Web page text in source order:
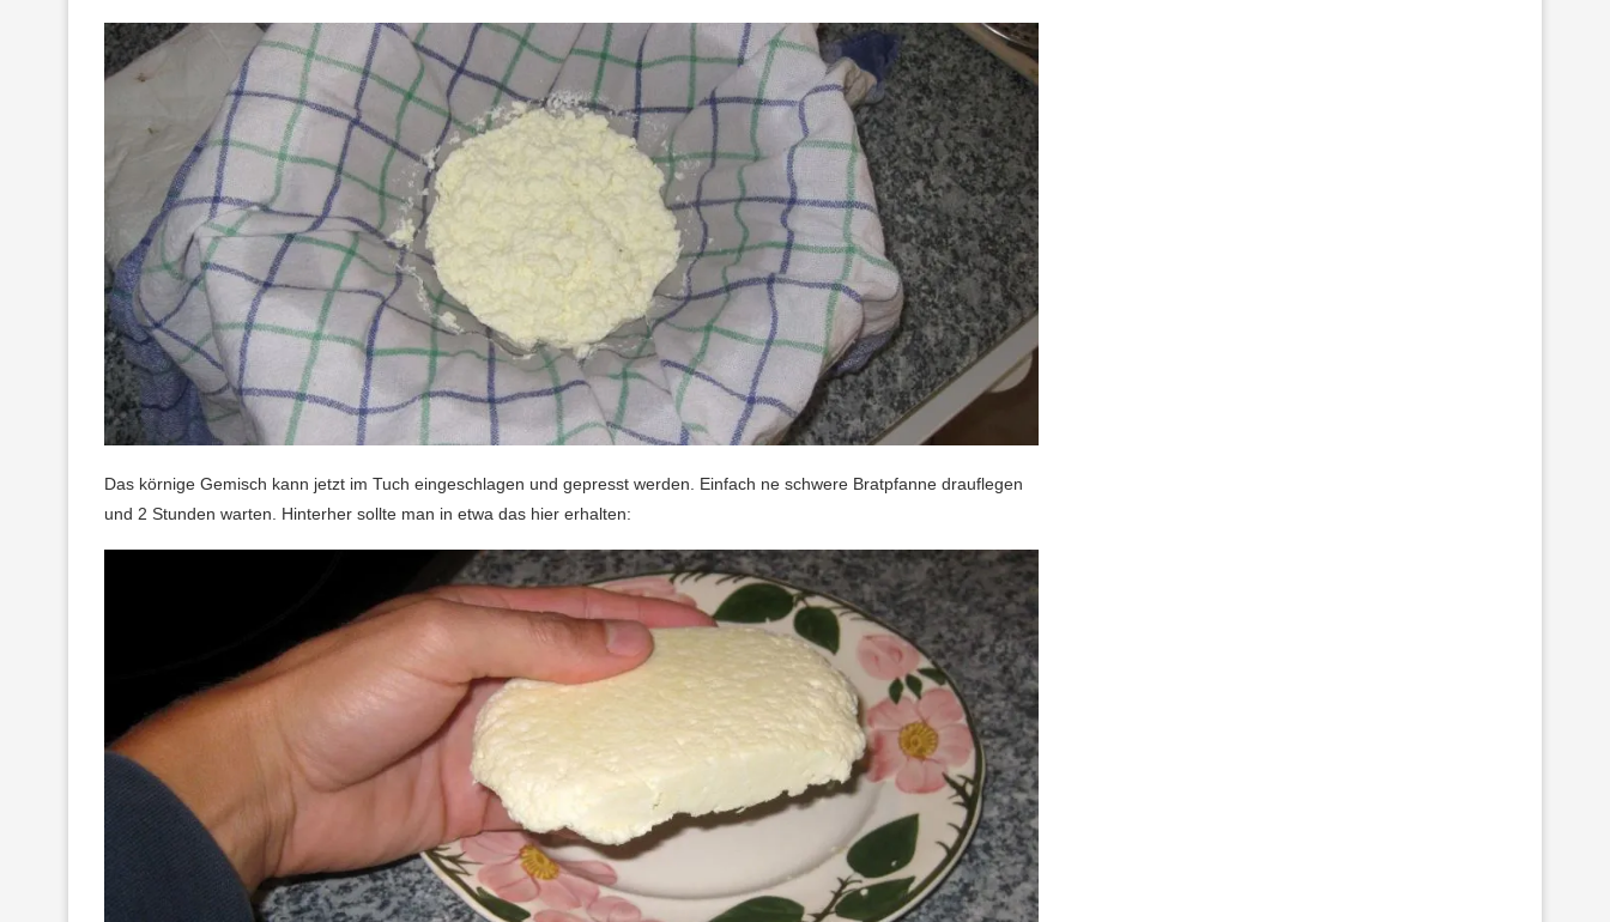
Das körnige Gemisch kann jetzt im Tuch eingeschlagen und gepresst werden. Einfach ne schwere Bratpfanne drauflegen
und 2 Stunden warten. Hinterher sollte man in etwa das hier erhalten: